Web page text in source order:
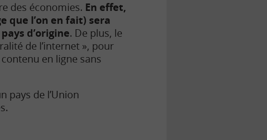
des économies. En effet,
que l’on en fait) sera
d’origine. De plus, le
de l’internet », pour
en ligne sans
pays de l’Union